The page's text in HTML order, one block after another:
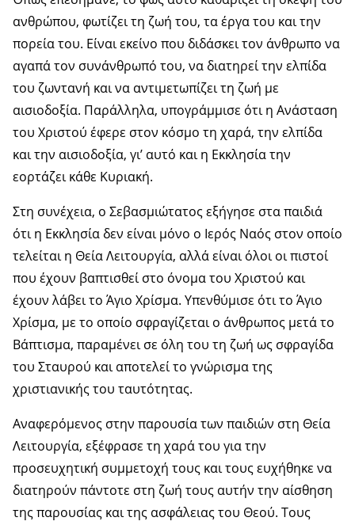
ανθρώπου, φωτίζει τη ζωή του, τα έργα του και την
πορεία του. Είναι εκείνο που διδάσκει τον άνθρωπο να
αγαπά τον συνάνθρωπό του, να διατηρεί την ελπίδα
του ζωντανή και να αντιμετωπίζει τη ζωή με
αισιοδοξία. Παράλληλα, υπογράμμισε ότι η Ανάσταση
του Χριστού έφερε στον κόσμο τη χαρά, την ελπίδα
και την αισιοδοξία, γι’ αυτό και η Εκκλησία την
εορτάζει κάθε Κυριακή.
Στη συνέχεια, ο Σεβασμιώτατος εξήγησε στα παιδιά
ότι η Εκκλησία δεν είναι μόνο ο Ιερός Ναός στον οποίο
τελείται η Θεία Λειτουργία, αλλά είναι όλοι οι πιστοί
που έχουν βαπτισθεί στο όνομα του Χριστού και
έχουν λάβει το Άγιο Χρίσμα. Υπενθύμισε ότι το Άγιο
Χρίσμα, με το οποίο σφραγίζεται ο άνθρωπος μετά το
Βάπτισμα, παραμένει σε όλη του τη ζωή ως σφραγίδα
του Σταυρού και αποτελεί το γνώρισμα της
χριστιανικής του ταυτότητας.
Αναφερόμενος στην παρουσία των παιδιών στη Θεία
Λειτουργία, εξέφρασε τη χαρά του για την
προσευχητική συμμετοχή τους και τους ευχήθηκε να
διατηρούν πάντοτε στη ζωή τους αυτήν την αίσθηση
της παρουσίας και της ασφάλειας του Θεού. Τους